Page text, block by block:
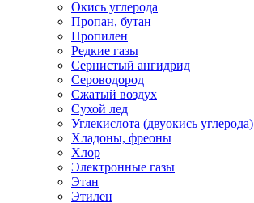
Окись углерода
Пропан, бутан
Пропилен
Редкие газы
Сернистый ангидрид
Сероводород
Сжатый воздух
Сухой лед
Углекислота (двуокись углерода)
Хладоны, фреоны
Хлор
Электронные газы
Этан
Этилен